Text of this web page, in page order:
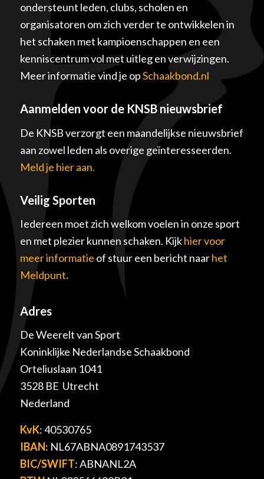
ondersteunt leden, clubs, scholen en
organisatoren om zich verder te ontwikkelen in
het schaken met kampioenschappen en een
kenniscentrum vol met uitleg en verwijzingen.
Meer informatie vind je opSchaakbond.nl
Aanmelden voor de KNSB nieuwsbrief
De KNSB verzorgt een maandelijkse nieuwsbrief
aan zowel leden als overige geïnteresseerden.
Meld je hier aan.
Veilig Sporten
Iedereen moet zich welkom voelen in onze sport
en met plezier kunnen schaken. Kijkhier voor
meer informatie of stuur een bericht naarhet
Meldpunt.
Adres
De Weerelt van Sport
Koninklijke Nederlandse Schaakbond
Orteliuslaan 1041
3528 BE Utrecht
Nederland
KvK: 40530765
IBAN: NL67ABNA0891743537
BIC/SWIFT: ABNANL2A